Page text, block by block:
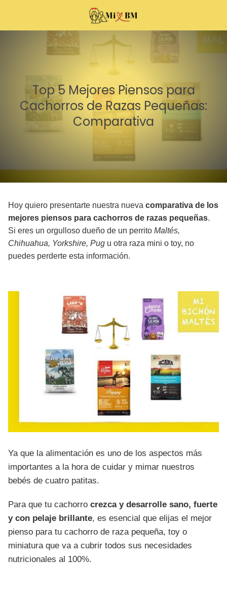
Top 5 Mejores Piensos para
Cachorros de Razas Pequeñas:
Comparativa
Hoy quiero presentarte nuestra nueva comparativa de los
mejores piensos para cachorros de razas pequeñas.
Si eres un orgulloso dueño de un perrito Maltés,
Chihuahua, Yorkshire, Pug u otra raza mini o toy, no
puedes perderte esta información.
Ya que la alimentación es uno de los aspectos más
importantes a la hora de cuidar y mimar nuestros
bebés de cuatro patitas.
Para que tu cachorro crezca y desarrolle sano, fuerte
y con pelaje brillante, es esencial que elijas el mejor
pienso para tu cachorro de raza pequeña, toy o
miniatura que va a cubrir todos sus necesidades
nutricionales al 100%.